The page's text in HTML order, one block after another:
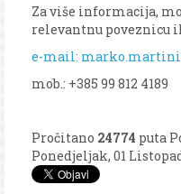
Za više informacija,
relevantnu poveznicu
e-mail:
mob.: +385 99 812 4189
Pročitano 24774 puta
Ponedjeljak, 01